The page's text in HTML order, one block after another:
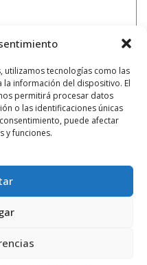
utilizamos tecnologías como las
información del dispositivo. El
permitirá procesar datos
o las identificaciones únicas
puede afectar
y funciones.